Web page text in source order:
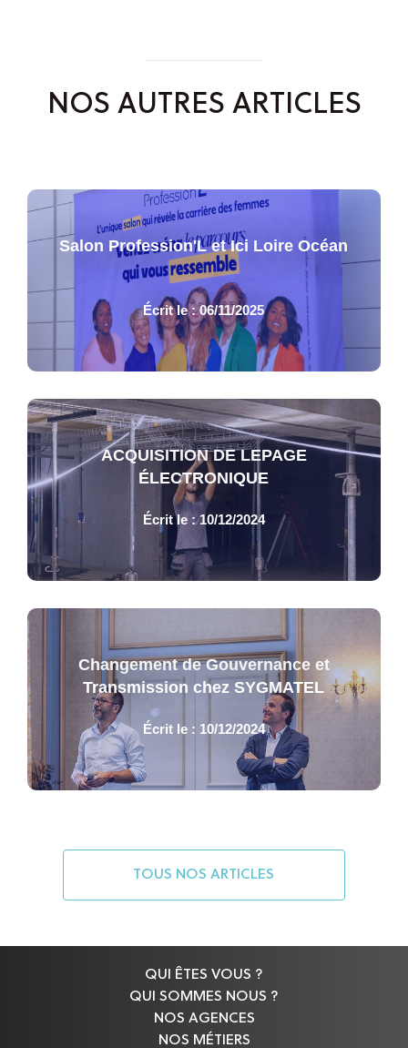
NOS AUTRES ARTICLES
Salon Profession'L et Ici Loire Océan
Écrit le : 06/11/2025
ACQUISITION DE LEPAGE
ÉLECTRONIQUE
Écrit le : 10/12/2024
Changement de Gouvernance et
Transmission chez SYGMATEL
Écrit le : 10/12/2024
TOUS NOS ARTICLES
QUI ÊTES VOUS ?
QUI SOMMES NOUS ?
NOS AGENCES
NOS MÉTIERS